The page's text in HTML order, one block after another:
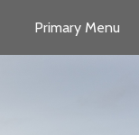
Primary Menu